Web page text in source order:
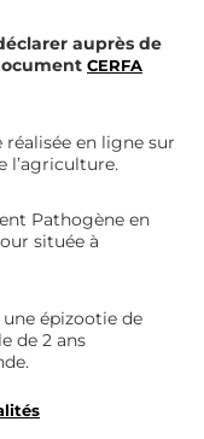
auprès de
CERFA
en ligne sur
l’agriculture.
Pathogène en
située à
épizootie de
de 2 ans